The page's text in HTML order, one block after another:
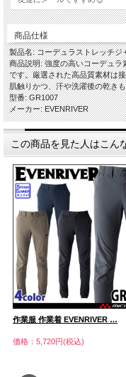
商品仕様
製品名: コーデュラストレッチジ
商品説明: 強度の高いコーデュ
です。厳選された高品質素材は
肌触りかつ、汗や洗濯後の乾き
型番: GR1007
メーカー: EVENRIVER
この商品を見た人はこん
作業服 作業着 EVENRIVER …
価格：5,720円(税込)